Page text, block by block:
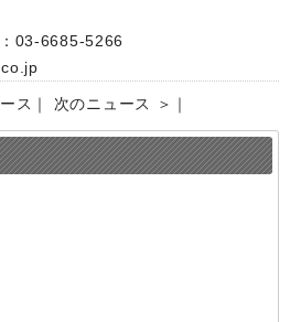
03-6685-5266
ス ｜ 次のニュース ＞ ｜